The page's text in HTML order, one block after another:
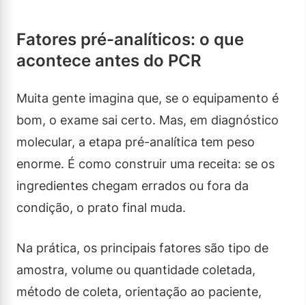
Fatores pré-analíticos: o que
acontece antes do PCR
Muita gente imagina que, se o equipamento é
bom, o exame sai certo. Mas, em diagnóstico
molecular, a etapa pré-analítica tem peso
enorme. É como construir uma receita: se os
ingredientes chegam errados ou fora da
condição, o prato final muda.
Na prática, os principais fatores são tipo de
amostra, volume ou quantidade coletada,
método de coleta, orientação ao paciente,